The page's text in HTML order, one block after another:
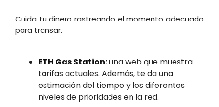
Cuida tu dinero rastreando el momento adecuado
para transar.
ETH Gas Station:una web que muestra
tarifas actuales. Además, te da una
estimación del tiempo y los diferentes
niveles de prioridades en la red.